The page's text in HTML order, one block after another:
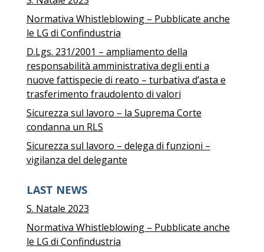
Normativa Whistleblowing – Pubblicate anche
le LG di Confindustria
D.Lgs. 231/2001 – ampliamento della
responsabilità amministrativa degli enti a
nuove fattispecie di reato – turbativa d’asta e
trasferimento fraudolento di valori
Sicurezza sul lavoro – la Suprema Corte
condanna un RLS
Sicurezza sul lavoro – delega di funzioni –
vigilanza del delegante
LAST NEWS
S. Natale 2023
Normativa Whistleblowing – Pubblicate anche
le LG di Confindustria